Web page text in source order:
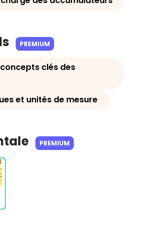
PREMIUM
clés des
et unités de mesure
PREMIUM